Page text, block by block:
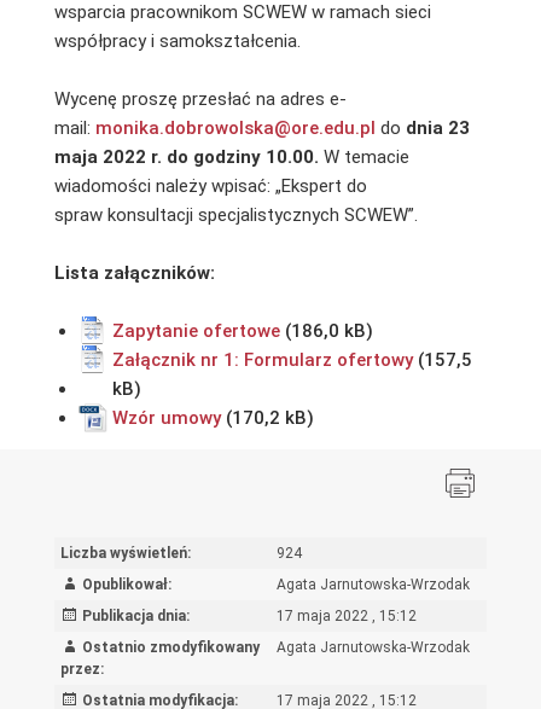
wsparcia pracownikom SCWEW w ramach sieci
współpracy i samokształcenia.
Wycenę proszę przesłać na adres e-
mail: monika.dobrowolska@ore.edu.pl do dnia 23
maja 2022 r. do godziny 10.00. W temacie
wiadomości należy wpisać: „Ekspert do
spraw konsultacji specjalistycznych SCWEW”.
Lista załączników:
Zapytanie ofertowe
Załącznik nr 1: Formularz ofertowy
Wzór umowy
Liczba wyświetleń:
924
Opublikował:
Agata Jarnutowska-Wrzodak
Publikacja dnia:
17 maja 2022 , 15:12
Ostatnio zmodyfikowany
przez:
Agata Jarnutowska-Wrzodak
Ostatnia modyfikacja: 17 maja 2022 , 15:12